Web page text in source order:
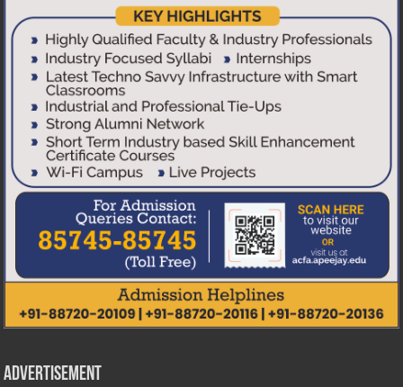
Advertisement